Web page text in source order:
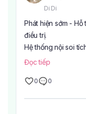
trình quan sát hình
Hình ảnh sắc nét,
Quy trình nhẹ
chuyên môn
Đội ngũ bác sĩ giàu
Nội soi tiêu hóa
trường hợp như có
Di Di
Phát hiện sớm -
điều trị.
Hệ thống nội soi
bác sĩ nhận diện
soát các bệnh lý
Đọc tiếp
0 0